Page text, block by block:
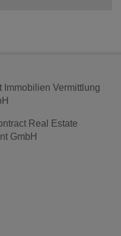
Immobilien Vermittlung
Real Estate
GmbH